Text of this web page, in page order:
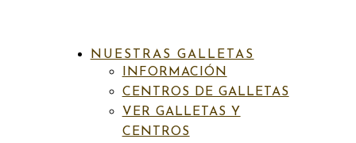
NUESTRAS GALLETAS
INFORMACIÓN
CENTROS DE GALLETAS
VER GALLETAS Y
CENTROS